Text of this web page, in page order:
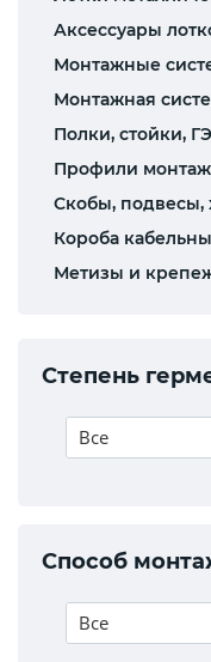
Аксессуары
Монтажные
Монтажная
Полки, стойки,
Профили
Скобы, подвесы,
Короба
Метизы и
Степень
Все
Способ
Все